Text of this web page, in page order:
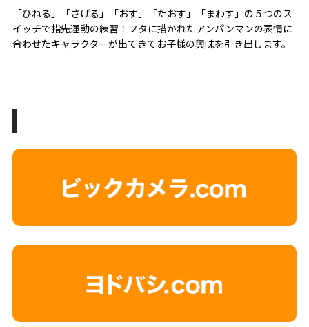
「ひねる」「さげる」「おす」「たおす」「まわす」の５つのス
イッチで指先運動の練習！フタに描かれたアンパンマンの表情に
合わせたキャラクターが出てきてお子様の興味を引き出します。